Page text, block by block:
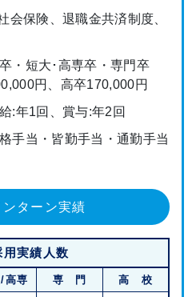
会保険、退職金共済制度、
・短大･高専卒・専門卒
円、高卒170,000円
:年1回、賞与:年2回
手当・皆勤手当・通勤手当
ターン実績
用実績人数
高専 専 門 高 校